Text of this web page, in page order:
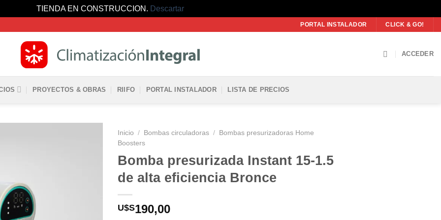
TIENDA EN CONSTRUCCION. Descartar
PORTAL INSTALADOR CLICK & GO!
ACCEDER
PROYECTOS & OBRAS RIIFO PORTAL INSTALADOR LISTA DE PRECIOS
Inicio / Bombas circuladoras /
Bombas presurizadoras Home
Boosters
Bomba presurizada Instant 15-1.5
de alta eficiencia Bronce
U$S190,00